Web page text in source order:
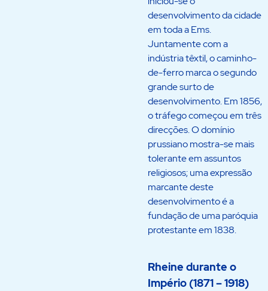
desenvolvimento da cidade
em toda a Ems.
Juntamente com a
indústria têxtil, o caminho-
de-ferro marca o segundo
grande surto de
desenvolvimento. Em 1856,
o tráfego começou em três
direcções. O domínio
prussiano mostra-se mais
tolerante em assuntos
religiosos; uma expressão
marcante deste
desenvolvimento é a
fundação de uma paróquia
protestante em 1838.
Rheine durante o
Império (1871 – 1918)